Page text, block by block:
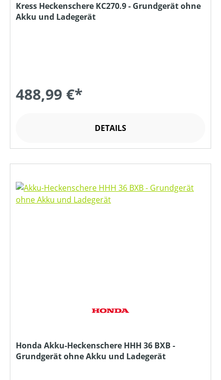
Kress Heckenschere KC270.9 - Grundgerät ohne
Akku und Ladegerät
488,99 €*
DETAILS
Honda Akku-Heckenschere HHH 36 BXB -
Grundgerät ohne Akku und Ladegerät